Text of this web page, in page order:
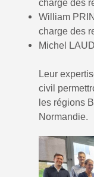
charge des
William
charge des
Michel
Leur
civil
les régions
Normandie.